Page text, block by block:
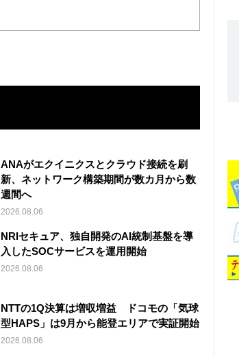
ANAがエクイニクスとクラウド接続を刷
新、ネットワーク構築期間が数カ月から数
週間へ
2026.08.06
NRIセキュア、独自開発のAI統制基盤を導
入したSOCサービスを運用開始
2026.08.06
NTTの1Q決算は増収増益 ドコモの「気球
型HAPS」は9月から能登エリアで実証開始
2026.08.06